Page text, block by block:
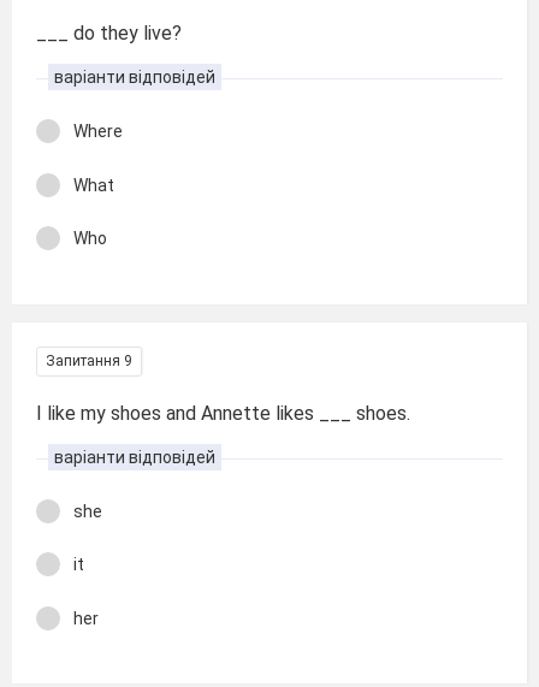
___ do they live?
варіанти відповідей
Where
What
Who
Запитання 9
I like my shoes and Annette likes ___ shoes.
варіанти відповідей
she
it
her